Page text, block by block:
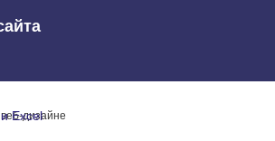
Excel
дизайне